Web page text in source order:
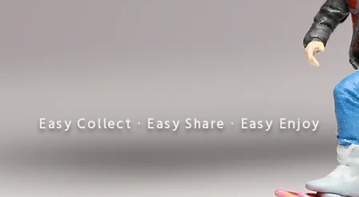
​Easy Collect · Easy Share · Easy Enjoy